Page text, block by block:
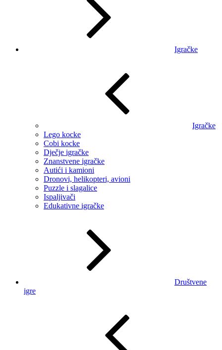
Igračke
Igračke
Lego kocke
Cobi kocke
Dječje igračke
Znanstvene igračke
Autići i kamioni
Dronovi, helikopteri, avioni
Puzzle i slagalice
Ispaljivači
Edukativne igračke
Društvene
igre